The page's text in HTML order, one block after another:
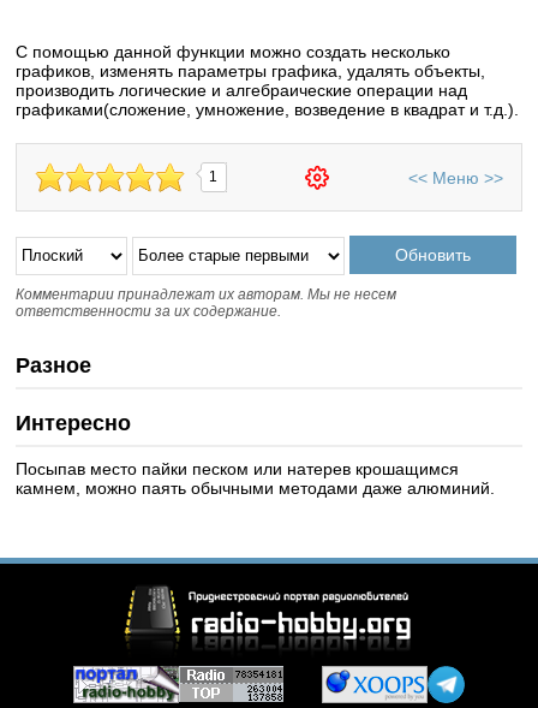
С помощью данной функции можно создать несколько
графиков, изменять параметры графика, удалять объекты,
производить логические и алгебраические операции над
графиками(сложение, умножение, возведение в квадрат и т.д.).
1 << Меню >>
Комментарии принадлежат их авторам. Мы не несем
ответственности за их содержание.
Разное
Интересно
Посыпав место пайки песком или натерев крошащимся
камнем, можно паять обычными методами даже алюминий.